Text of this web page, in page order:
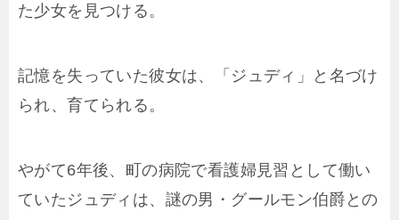
た少女を見つける。
記憶を失っていた彼女は、「ジュディ」と名づけ
られ、育てられる。
やがて6年後、町の病院で看護婦見習として働い
ていたジュディは、謎の男・グールモン伯爵との